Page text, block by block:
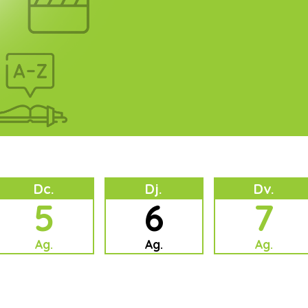
Dc.
5
Ag.
Dj.
6
Ag.
Dv.
7
Ag.